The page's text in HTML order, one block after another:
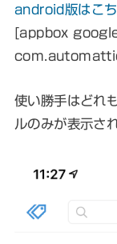
android版はこ
[appbox
使い勝手はどれ
ルのみが表示さ